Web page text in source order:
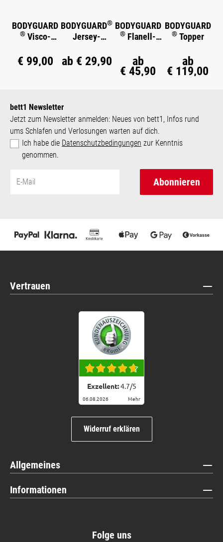
BODYGUARD
®Visco-
€ 99,00
BODYGUARD®
Jersey-
en
ab € 29,90
BODYGUARD
® Flanell-
ab
€ 45,90
BODYGUARD
®Topper
ab
€ 119,00
bett1 Newsletter
Jetzt zum Newsletter anmelden: Neues von bett1, Infos rund
ums Schlafen und Verlosungen warten auf dich.
Ich habe die Datenschutzbedingungen zur Kenntnis
genommen.
Abonnieren
Vertrauen
Exzellent:4.7/5
06.08.2026 Mehr
Widerruf erklären
Allgemeines
Informationen
Folge uns